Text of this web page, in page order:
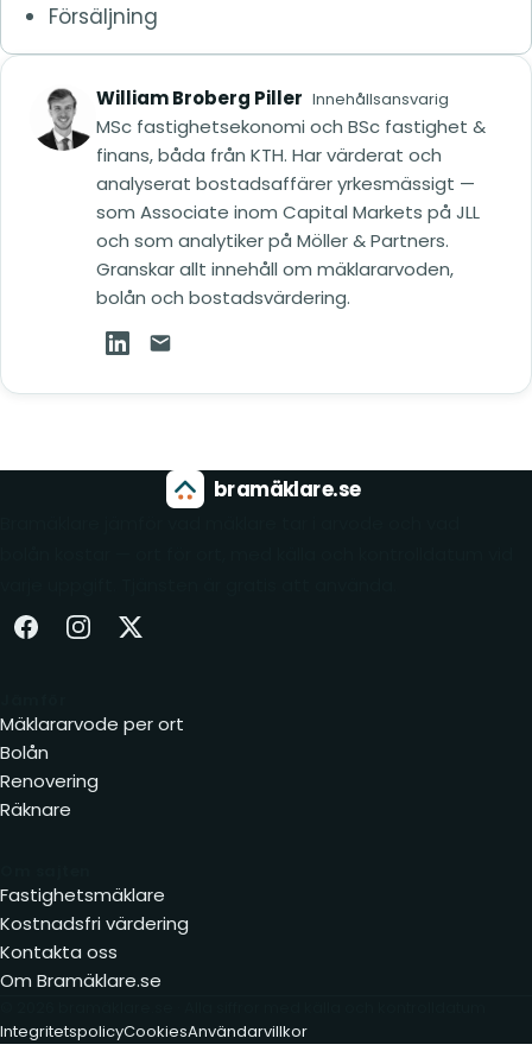
Försäljning
William Broberg Piller Innehållsansvarig
MSc fastighetsekonomi och BSc fastighet &
finans, båda från KTH. Har värderat och
analyserat bostadsaffärer yrkesmässigt —
som Associate inom Capital Markets på JLL
och som analytiker på Möller & Partners.
Granskar allt innehåll om mäklararvoden,
bolån och bostadsvärdering.
William Broberg Piller på LinkedIn (öppnas i
Mejla William Broberg Piller
bramäklare.se
Facebook (öppnas i ny flik)
Instagram (öppnas i ny flik)
X (öppnas i ny flik)
Mäklararvode per ort
Bolån
Renovering
Räknare
Fastighetsmäklare
Kostnadsfri värdering
Kontakta oss
Om Bramäklare.se
IntegritetspolicyCookiesAnvändarvillkor